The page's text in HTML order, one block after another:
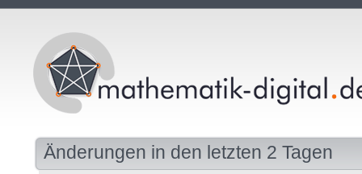
Änderungen in den letzten 2 Tagen